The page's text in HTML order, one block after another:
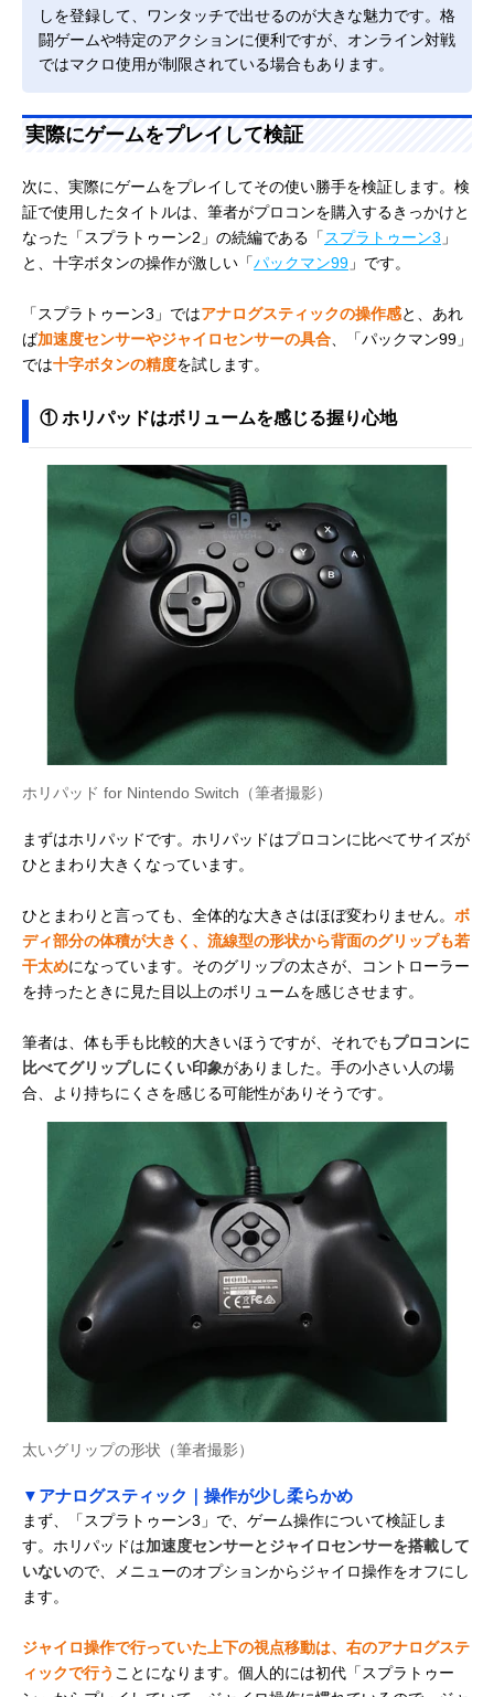
しを登録して、ワンタッチで出せるのが大きな魅力です。格
闘ゲームや特定のアクションに便利ですが、オンライン対戦
ではマクロ使用が制限されている場合もあります。
実際にゲームをプレイして検証
次に、実際にゲームをプレイしてその使い勝手を検証します。検
証で使用したタイトルは、筆者がプロコンを購入するきっかけと
なった「スプラトゥーン2」の続編である「スプラトゥーン3 」
と、十字ボタンの操作が激しい「パックマン99 」です。
「スプラトゥーン3」ではアナログスティックの操作感と、あれ
ば加速度センサーやジャイロセンサーの具合、「パックマン99」
では十字ボタンの精度を試します。
① ホリパッドはボリュームを感じる握り心地
ホリパッド for Nintendo Switch（筆者撮影）
まずはホリパッドです。ホリパッドはプロコンに比べてサイズが
ひとまわり大きくなっています。
ひとまわりと言っても、全体的な大きさはほぼ変わりません。 ボ
ディ部分の体積が大きく、流線型の形状から背面のグリップも若
干太めになっています。そのグリップの太さが、コントローラー
を持ったときに見た目以上のボリュームを感じさせます。
筆者は、体も手も比較的大きいほうですが、それでもプロコンに
比べてグリップしにくい印象がありました。手の小さい人の場
合、より持ちにくさを感じる可能性がありそうです。
太いグリップの形状（筆者撮影）
▼アナログスティック｜操作が少し柔らかめ
まず、「スプラトゥーン3」で、ゲーム操作について検証しま
す。ホリパッドは加速度センサーとジャイロセンサーを搭載して
いないので、メニューのオプションからジャイロ操作をオフにし
ます。
ジャイロ操作で行っていた上下の視点移動は、右のアナログステ
ィックで行う ことになります。個人的には初代「スプラトゥー